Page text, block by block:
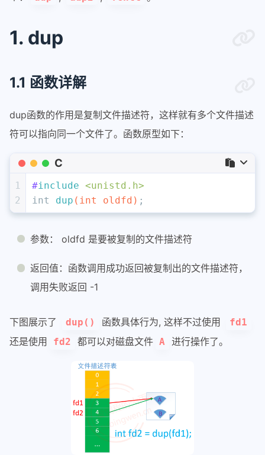
1. dup
1.1 函数详解
dup函数的作用是复制文件描述符，这样就有多个文件描述
符可以指向同一个文件了。函数原型如下：
C
1
2
#include <unistd.h>
int
dup ( int oldfd) ;
参数： oldfd 是要被复制的文件描述符
返回值：函数调用成功返回被复制出的文件描述符，
调用失败返回 -1
下图展示了 dup() 函数具体行为, 这样不过使用 fd1
还是使用 fd2 都可以对磁盘文件 A 进行操作了。